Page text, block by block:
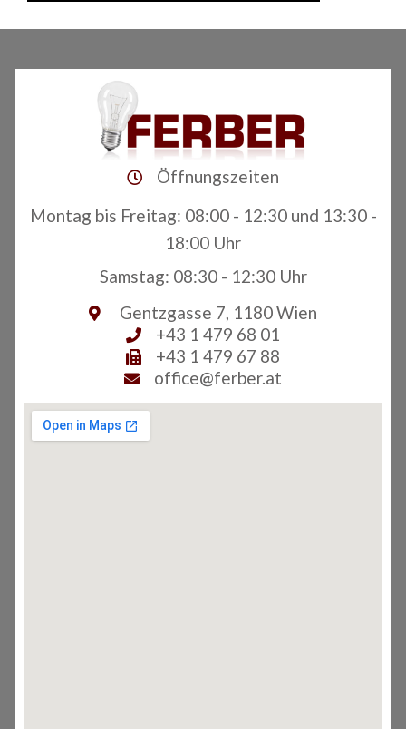
Öffnungszeiten
Montag bis Freitag: 08:00 - 12:30 und 13:30 -
18:00 Uhr
Samstag: 08:30 - 12:30 Uhr
Gentzgasse 7, 1180 Wien
+43 1 479 68 01
+43 1 479 67 88
office@ferber.at